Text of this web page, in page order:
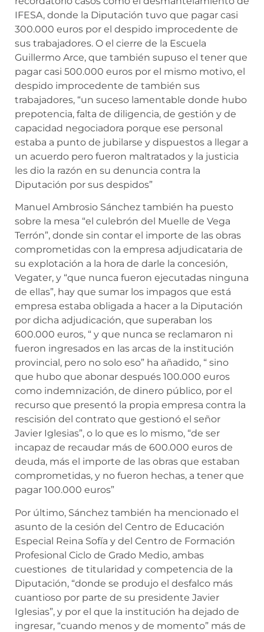
IFESA, donde la Diputación tuvo que pagar casi
300.000 euros por el despido improcedente de
sus trabajadores. O el cierre de la Escuela
Guillermo Arce, que también supuso el tener que
pagar casi 500.000 euros por el mismo motivo, el
despido improcedente de también sus
trabajadores, “un suceso lamentable donde hubo
prepotencia, falta de diligencia, de gestión y de
capacidad negociadora porque ese personal
estaba a punto de jubilarse y dispuestos a llegar a
un acuerdo pero fueron maltratados y la justicia
les dio la razón en su denuncia contra la
Diputación por sus despidos”
Manuel Ambrosio Sánchez también ha puesto
sobre la mesa “el culebrón del Muelle de Vega
Terrón”, donde sin contar el importe de las obras
comprometidas con la empresa adjudicataria de
su explotación a la hora de darle la concesión,
Vegater, y “que nunca fueron ejecutadas ninguna
de ellas”, hay que sumar los impagos que está
empresa estaba obligada a hacer a la Diputación
por dicha adjudicación, que superaban los
600.000 euros, “ y que nunca se reclamaron ni
fueron ingresados en las arcas de la institución
provincial, pero no solo eso” ha añadido, “ sino
que hubo que abonar después 100.000 euros
como indemnización, de dinero público, por el
recurso que presentó la propia empresa contra la
rescisión del contrato que gestionó el señor
Javier Iglesias”, o lo que es lo mismo, “de ser
incapaz de recaudar más de 600.000 euros de
deuda, más el importe de las obras que estaban
comprometidas, y no fueron hechas, a tener que
pagar 100.000 euros”
Por último, Sánchez también ha mencionado el
asunto de la cesión del Centro de Educación
Especial Reina Sofía y del Centro de Formación
Profesional Ciclo de Grado Medio, ambas
cuestiones de titularidad y competencia de la
Diputación, “donde se produjo el desfalco más
cuantioso por parte de su presidente Javier
Iglesias”, y por el que la institución ha dejado de
ingresar, “cuando menos y de momento” más de